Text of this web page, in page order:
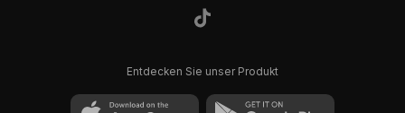
Entdecken Sie unser Produkt